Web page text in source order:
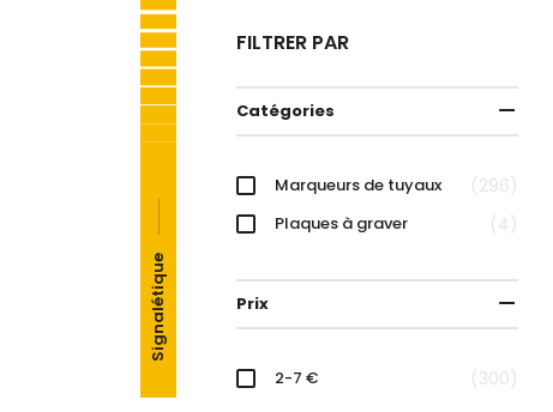
Signalétique
FILTRER PAR
Catégories
Marqueurs de tuyaux 296
Plaques à graver 4
Prix
2-7 € 300